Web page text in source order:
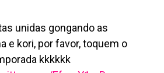
unidas gongando as
e kori, por favor, toquem o
kkkkkk